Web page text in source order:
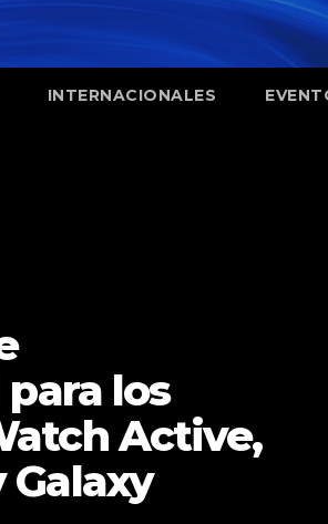
INTERNACIONALES
los
Active,